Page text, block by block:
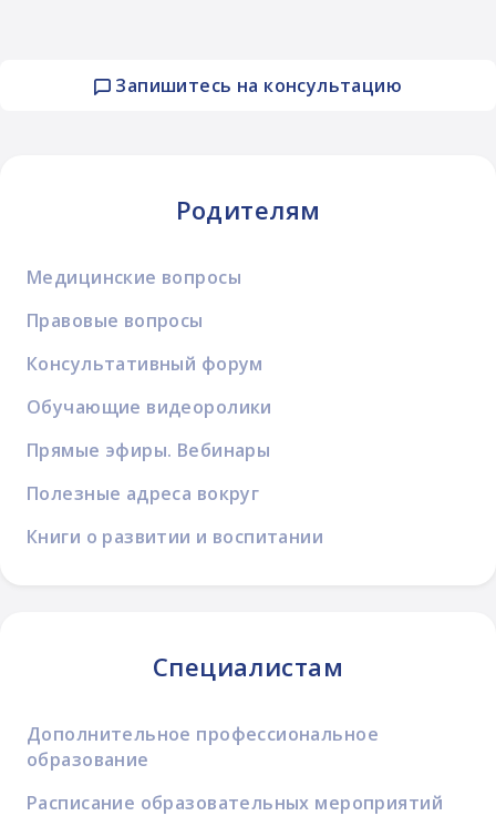
Запишитесь на консультацию
Родителям
Медицинские вопросы
Правовые вопросы
Консультативный форум
Обучающие видеоролики
Прямые эфиры. Вебинары
Полезные адреса вокруг
Книги о развитии и воспитании
Специалистам
Дополнительное профессиональное
образование
Расписание образовательных мероприятий